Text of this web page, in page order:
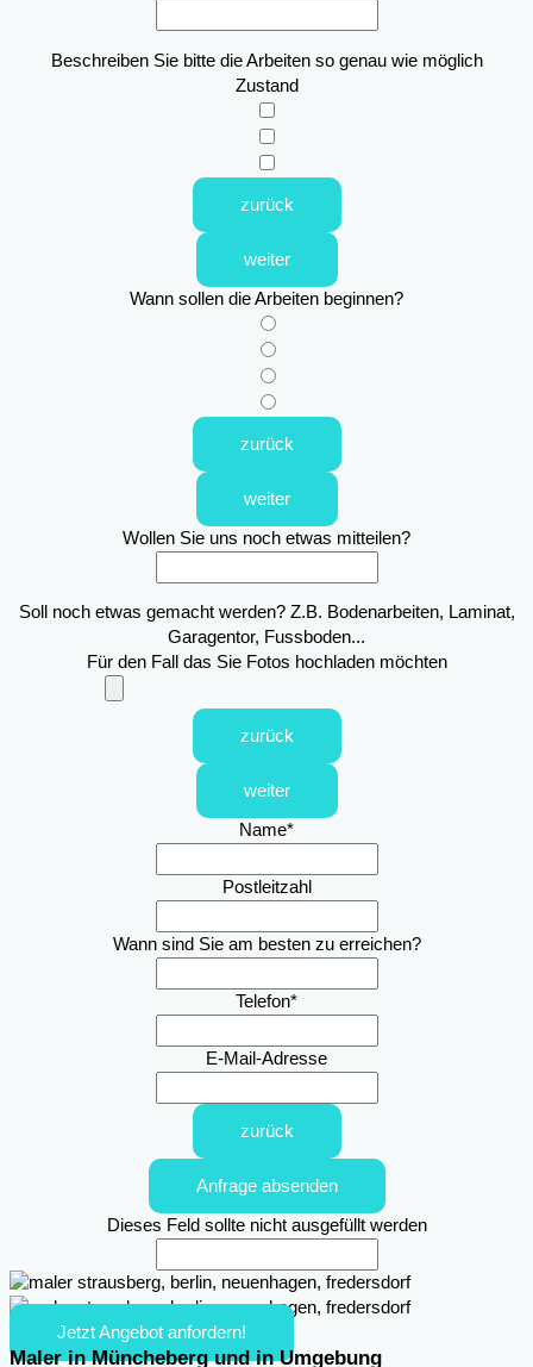
Beschreiben Sie bitte die Arbeiten so genau wie möglich
Zustand
zurück
weiter
Wann sollen die Arbeiten beginnen?
zurück
weiter
Wollen Sie uns noch etwas mitteilen?
Soll noch etwas gemacht werden? Z.B. Bodenarbeiten, Laminat,
Garagentor, Fussboden...
Für den Fall das Sie Fotos hochladen möchten
zurück
weiter
Name*
Postleitzahl
Wann sind Sie am besten zu erreichen?
Telefon*
E-Mail-Adresse
zurück
Anfrage absenden
Dieses Feld sollte nicht ausgefüllt werden
Jetzt Angebot anfordern!
Maler in Müncheberg und in Umgebung